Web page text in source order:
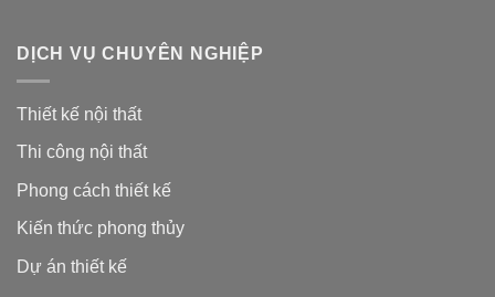
DỊCH VỤ CHUYÊN NGHIỆP
Thiết kế nội thất
Thi công nội thất
Phong cách thiết kế
Kiến thức phong thủy
Dự án thiết kế